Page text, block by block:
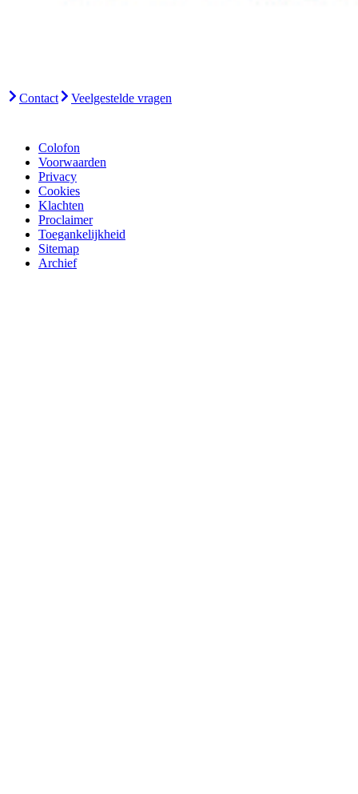
Contact Veelgestelde vragen
Colofon
Voorwaarden
Privacy
Cookies
Klachten
Proclaimer
Toegankelijkheid
Sitemap
Archief